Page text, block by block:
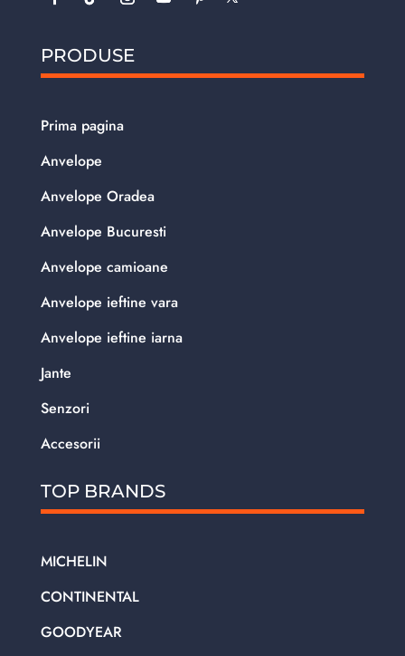
PRODUSE
Prima pagina
Anvelope
Anvelope Oradea
Anvelope Bucuresti
Anvelope camioane
Anvelope ieftine vara
Anvelope ieftine iarna
Jante
Senzori
Accesorii
TOP BRANDS
MICHELIN
CONTINENTAL
GOODYEAR